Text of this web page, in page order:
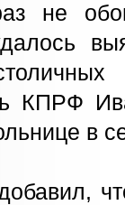
не
КПРФ
в